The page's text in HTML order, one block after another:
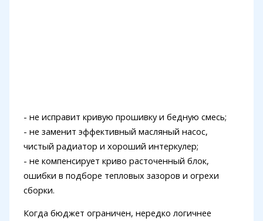
- не исправит кривую прошивку и бедную смесь;
- не заменит эффективный масляный насос,
чистый радиатор и хороший интеркулер;
- не компенсирует криво расточенный блок,
ошибки в подборе тепловых зазоров и огрехи
сборки.
Когда бюджет ограничен, нередко логичнее